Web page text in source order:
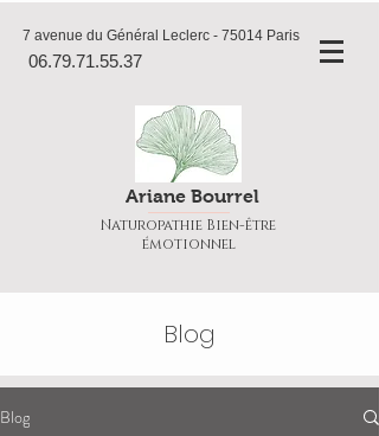
7 avenue du Général Leclerc - 75014 Paris
06.79.71.55.37
Ariane Bourrel
Naturopathie Bien-être
émotionnel
Blog
Blog